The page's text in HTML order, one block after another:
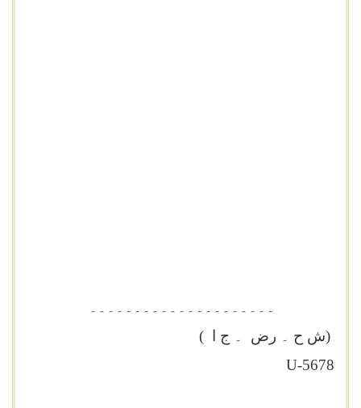
۔۔۔۔۔۔۔۔۔۔۔۔۔۔۔۔۔۔۔۔۔
(ش ح ۔ رض ۔ ج ا (
U-5678